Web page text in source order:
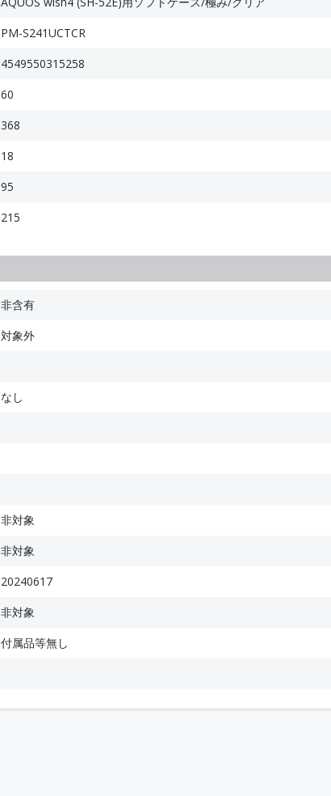
PM-S241UCTCR
4549550315258
60
368
18
95
215
非含有
対象外
なし
非対象
非対象
20240617
非対象
付属品等無し